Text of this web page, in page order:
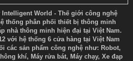
World - Thế giới công nghệ
thống phân phối thiết bị thông minh
nhà thông minh hiện đại tại Việt Nam.
với hệ thống 6 cửa hàng tại Việt Nam
các sản phẩm công nghệ như: Robot,
khí, Máy rửa bát, Máy chạy, Xe đạp